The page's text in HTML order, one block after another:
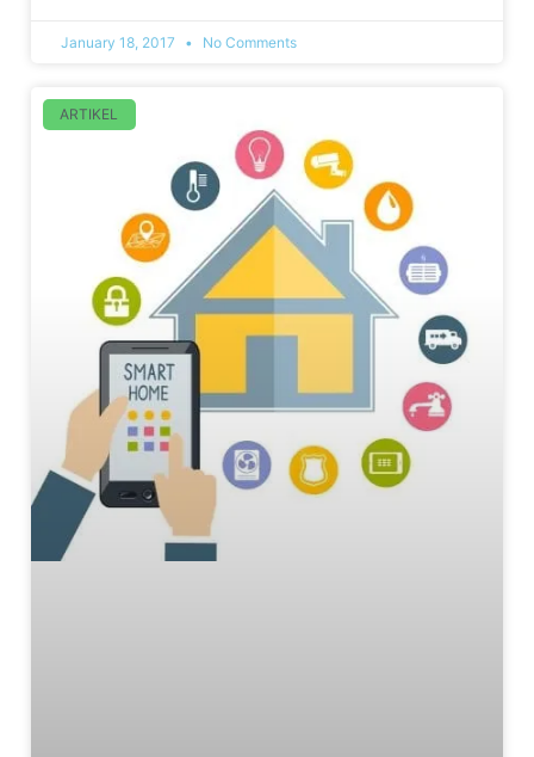
January 18, 2017 No Comments
ARTIKEL